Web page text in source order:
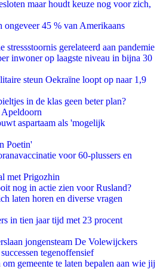
maar houdt keuze nog voor zich,
ongeveer 45 % van Amerikaans
stressstoornis gerelateerd aan pandemie
inwoner op laagste niveau in bijna 30
steun Oekraïne loopt op naar 1,9
in de klas geen beter plan?
aspartaam als 'mogelijk
Poetin'
voor 60-plussers en
met Prigozhin
nog in actie zien voor Rusland?
laten horen en diverse vragen
in tien jaar tijd met 23 procent
jongensteam De Volewijckers
tegenoffensief
gemeente te laten bepalen aan wie jij